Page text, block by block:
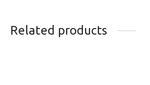
Related products